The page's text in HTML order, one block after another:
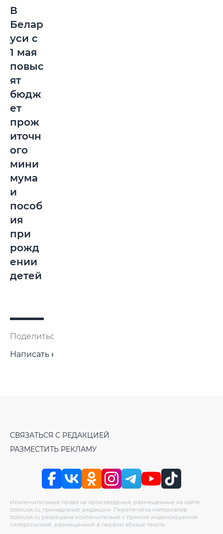
В
Белар
уси с
1 мая
повыс
ят
бюдж
ет
прож
иточн
ого
мини
мума
и
пособ
ия
при
рожд
ении
детей
Поделиться:
Написать нам
СВЯЗАТЬСЯ С РЕДАКЦИЕЙ
РАЗМЕСТИТЬ РЕКЛАМУ
Исключительные права на произведения, размещенные на сайте
bobruisk.ru, принадлежат редакции. Перепечатка материалов
bobruisk.ru разрешена исключительно с прямой индексируемой
гиперссылкой, размещенной в первом абзаце текста.